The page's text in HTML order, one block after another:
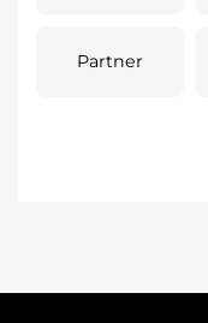
Partner